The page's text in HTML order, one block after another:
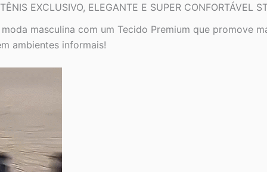
EXCLUSIVO, ELEGANTE E SUPER CONFORTÁVEL
masculina com um Tecido Premium que promove
ambientes informais!